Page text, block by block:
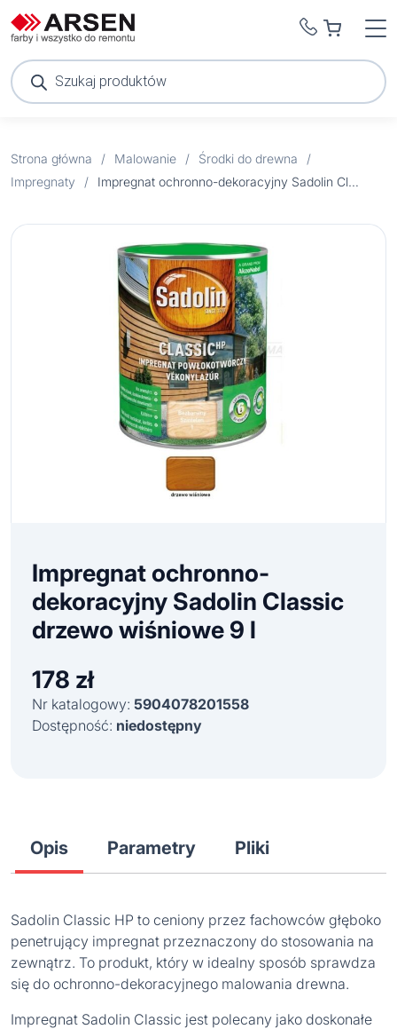
Wyszukiwarka
produktów
Strona główna / Malowanie / Środki do drewna
/
Impregnaty
/ Impregnat ochronno-dekoracyjny Sadolin Classic drzewo wiśniowe 9 l
Impregnat ochronno-
dekoracyjny Sadolin Classic
drzewo wiśniowe 9 l
178 zł
Nr katalogowy: 5904078201558
Dostępność: niedostępny
Opis Parametry Pliki
Sadolin Classic HP to ceniony przez fachowców głęboko
penetrujący impregnat przeznaczony do stosowania na
zewnątrz. To produkt, który w idealny sposób sprawdza
się do ochronno-dekoracyjnego malowania drewna.
Impregnat Sadolin Classic jest polecany jako doskonałe